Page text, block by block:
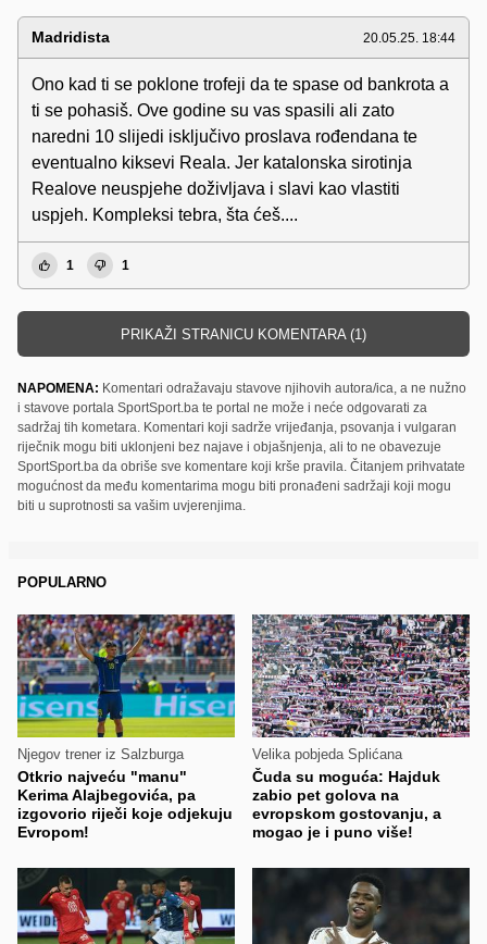
Madridista 20.05.25. 18:44
Ono kad ti se poklone trofeji da te spase od bankrota a
ti se pohasiš. Ove godine su vas spasili ali zato
naredni 10 slijedi isključivo proslava rođendana te
eventualno kiksevi Reala. Jer katalonska sirotinja
Realove neuspjehe doživljava i slavi kao vlastiti
uspjeh. Kompleksi tebra, šta ćeš....
1 1
PRIKAŽI STRANICU KOMENTARA (1)
NAPOMENA: Komentari odražavaju stavove njihovih autora/ica, a ne nužno
i stavove portala SportSport.ba te portal ne može i neće odgovarati za
sadržaj tih kometara. Komentari koji sadrže vrijeđanja, psovanja i vulgaran
riječnik mogu biti uklonjeni bez najave i objašnjenja, ali to ne obavezuje
SportSport.ba da obriše sve komentare koji krše pravila. Čitanjem prihvatate
mogućnost da među komentarima mogu biti pronađeni sadržaji koji mogu
biti u suprotnosti sa vašim uvjerenjima.
POPULARNO
Njegov trener iz Salzburga
Otkrio najveću "manu"
Kerima Alajbegovića, pa
izgovorio riječi koje odjekuju
Evropom!
Velika pobjeda Splićana
Čuda su moguća: Hajduk
zabio pet golova na
evropskom gostovanju, a
mogao je i puno više!